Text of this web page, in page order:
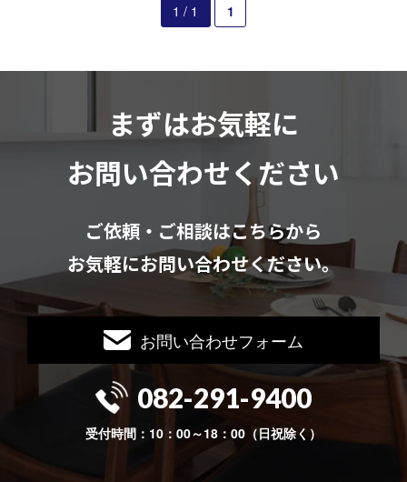
1 / 1 1
まずはお気軽に
お問い合わせください
ご依頼・ご相談はこちらから
お気軽にお問い合わせください。
お問い合わせフォーム
082-291-9400
受付時間：10：00～18：00（日祝除く）